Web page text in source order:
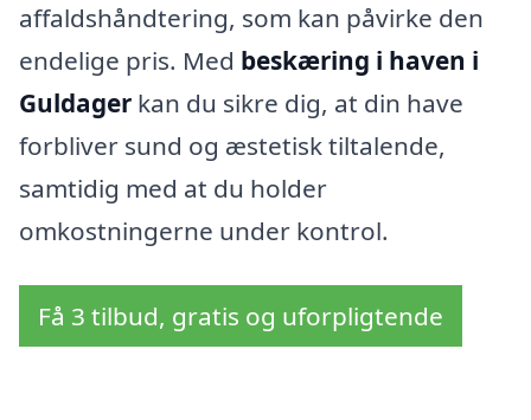
affaldshåndtering, som kan påvirke den
endelige pris. Med beskæring i haven i
Guldager kan du sikre dig, at din have
forbliver sund og æstetisk tiltalende,
samtidig med at du holder
omkostningerne under kontrol.
Få 3 tilbud, gratis og uforpligtende